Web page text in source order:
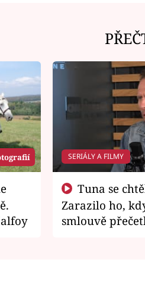
SERIÁLY A FILMY
Zarazilo ho,
smlouvě